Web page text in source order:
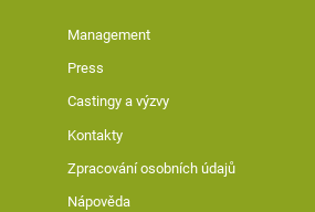
Management
Press
Castingy a výzvy
Kontakty
Zpracování osobních údajů
Nápověda